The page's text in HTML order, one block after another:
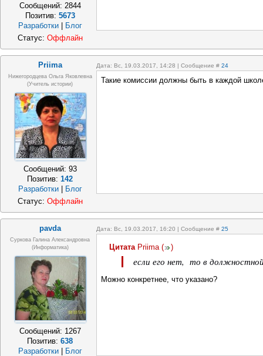
Сообщений: 2844
Позитив: 5673
Разработки
Блог
Статус: Оффлайн
Priima Дата: Вс, 19.03.2017, 14:28 | Сообщение # 24
Нижегородцева Ольга Яковлевна
(учитель истории)
Сообщений: 93
Позитив:142
Разработки
Блог
Такие комиссии должны быть в каждой
Статус: Оффлайн
pavda Дата: Вс, 19.03.2017, 16:20 | Сообщение # 25
Суркова Галина Александровна
(информатика)
Сообщений: 1267
Позитив:638
Разработки
Блог
Цитата Priima( )
если его нет, то в
Можно конкретнее, что указано?